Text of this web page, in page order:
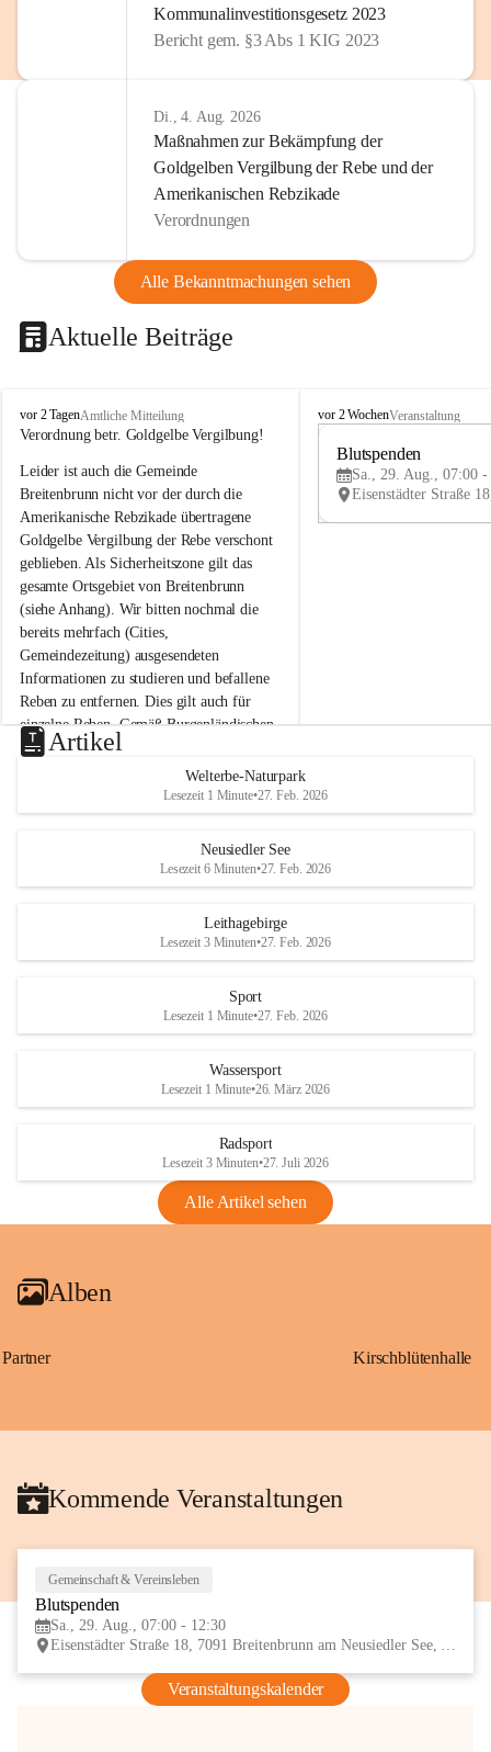
Kommunalinvestitionsgesetz 2023
Bericht gem. §3 Abs 1 KIG 2023
Di., 4. Aug. 2026
Maßnahmen zur Bekämpfung der
Goldgelben Vergilbung der Rebe und der
Amerikanischen Rebzikade
Verordnungen
Alle Bekanntmachungen sehen
Aktuelle Beiträge
B
r
i
t
e
n
b
r
u
n
n
a
m
N
e
u
s
d
S
vor 2 TagenAmtliche Mitteilung
Verordnung betr. Goldgelbe Vergilbung!
Leider ist auch die Gemeinde
Breitenbrunn nicht vor der durch die
Amerikanische Rebzikade übertragene
Goldgelbe Vergilbung der Rebe verschont
geblieben. Als Sicherheitszone gilt das
gesamte Ortsgebiet von Breitenbrunn
(siehe Anhang). Wir bitten nochmal die
bereits mehrfach (Cities,
Gemeindezeitung) ausgesendeten
Informationen zu studieren und befallene
Reben zu entfernen. Dies gilt auch für
einzelne Reben. Gemäß Burgenländischen
Weinbaugesetz sind nicht gepflegte oder
unzulässige Weingärten zu roden! Bitte
helfen wir zusammen um unsere Winzer
vor den prognostizierten Ernteausfällen
und den daraus folgenden wirtschaftlichen
Maßnahmen zur Bekämpfung
Rebe und der Amerikanischen
Anhang VBl. EU Nr. 18
1 Seite•1,4 MB
VBl. EU Nr. 18_2026
B
e
u
e
d
r
S
vor 2 WochenVeranstaltung
Blutspenden
Sa., 29. Aug., 07:00 -
Artikel
Welterbe-Naturpark
Lesezeit 1 Minute•27. Feb. 2026
Neusiedler See
Lesezeit 6 Minuten•27. Feb. 2026
Leithagebirge
Lesezeit 3 Minuten•27. Feb. 2026
Sport
Lesezeit 1 Minute•27. Feb. 2026
Wassersport
Lesezeit 1 Minute•26. März 2026
Radsport
Lesezeit 3 Minuten•27. Juli 2026
Alle Artikel sehen
Alben
Partner Kirschblütenhalle
Kommende Veranstaltungen
Gemeinschaft & Vereinsleben
Blutspenden
Sa., 29. Aug., 07:00 - 12:30
Eisenstädter Straße 18, 7091 Breitenbrunn am Neusiedler See, AUT
Veranstaltungskalender